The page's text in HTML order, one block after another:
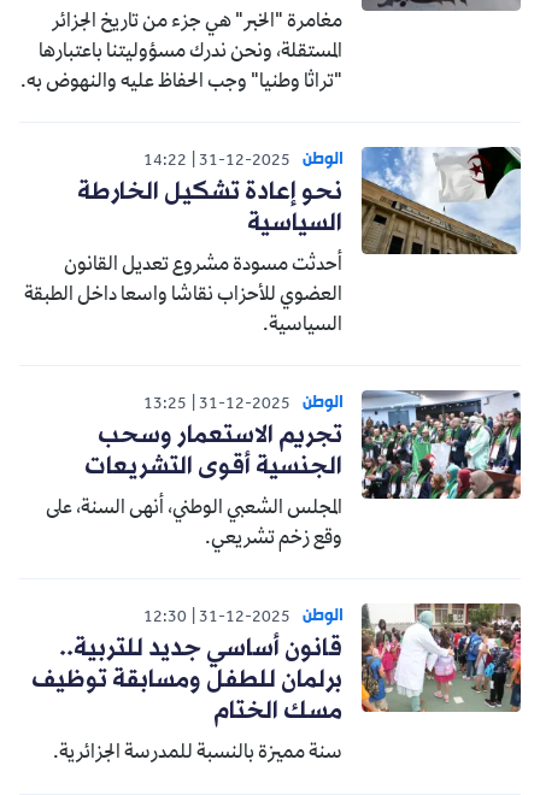
مغامرة "الخبر" هي جزء من تاريخ الجزائر
المستقلة، ونحن ندرك مسؤوليتنا باعتبارها
"تراثا وطنيا" وجب الحفاظ عليه والنهوض به.
الوطن 31-12-2025
14:22
نحو إعادة تشكيل الخارطة
السياسية
أحدثت مسودة مشروع تعديل القانون
العضوي للأحزاب نقاشا واسعا داخل الطبقة
السياسية.
الوطن 31-12-2025
13:25
تجريم الاستعمار وسحب
الجنسية أقوى التشريعات
المجلس الشعبي الوطني، أنهى السنة، على
وقع زخم تشريعي.
الوطن 31-12-2025
12:30
قانون أساسي جديد للتربية..
برلمان للطفل ومسابقة توظيف
مسك الختام
سنة مميزة بالنسبة للمدرسة الجزائرية.